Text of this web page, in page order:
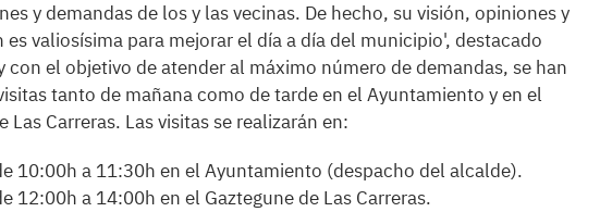
y demandas de los y las vecinas. De hecho, su visión, opiniones y
valiosísima para mejorar el día a día del municipio', destacado
con el objetivo de atender al máximo número de demandas, se han
tanto de mañana como de tarde en el Ayuntamiento y en el
Las Carreras. Las visitas se realizarán en:
10:00h a 11:30h en el Ayuntamiento (despacho del alcalde).
12:00h a 14:00h en el Gaztegune de Las Carreras.